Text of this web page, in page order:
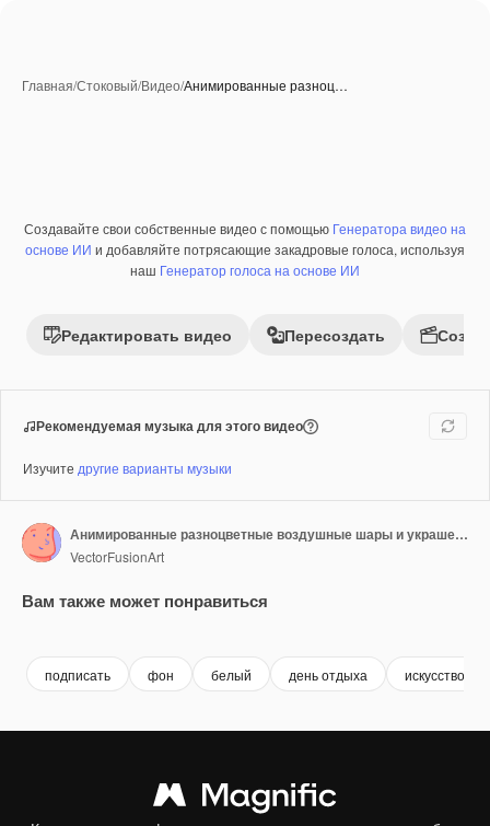
Главная/Стоковый/Видео/Анимированные разноц…
ПремиумСозданные при помощи ИИ
Создавайте свои собственные видео с помощью Генератора видео на
основе ИИ и добавляйте потрясающие закадровые голоса, используя
наш Генератор голоса на основе ИИ
Редактировать видео Пересоздать
Рекомендуемая музыка для этого видео
Изучите другие варианты музыки
Анимированные разноцветные воздушные шары и украшения в честь дня рождения
VectorFusionArt
Вам также может понравиться
подписать фон белый день отдыха искусство